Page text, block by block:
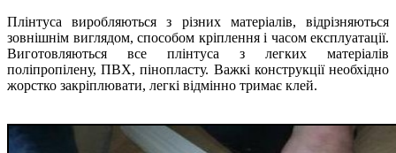
Плінтуса виробляються з різних матеріалів, відрізняються
зовнішнім виглядом, способом кріплення і часом експлуатації.
Виготовляються все плінтуса з легких матеріалів
поліпропілену, ПВХ, пінопласту. Важкі конструкції необхідно
жорстко закріплювати, легкі відмінно тримає клей.